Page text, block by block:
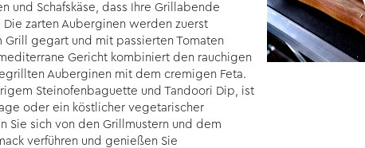
und Schafskäse, dass Ihre Grillabende
Die zarten Auberginen werden zuerst
Grill gegart und mit passierten Tomaten
Gericht kombiniert den rauchigen
Auberginen mit dem cremigen Feta.
Steinofenbaguette und Tandoori Dip, ist
oder ein köstlicher vegetarischer
Sie sich von den Grillmustern und dem
verführen und genießen Sie